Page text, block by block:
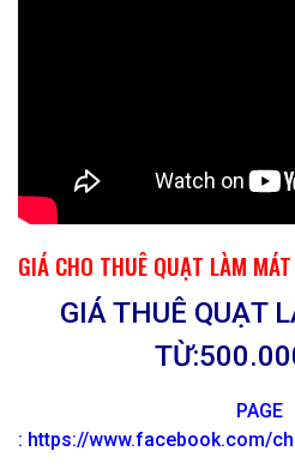
GIÁ CHO THUÊ QUẠT LÀM MÁT
GIÁ THUÊ QUẠT
PAGE
: https://www.facebook.com/